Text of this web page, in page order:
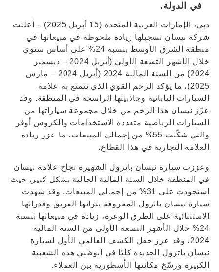
في الدولة.
دبي، الإمارات العربية المتحدة (15 أبريل 2025) – أعلنت
شركة نيسان تسجيلها زيادة ملحوظة في مبيعاتها في
منطقة الشرق الأوسط بنسبة 24% على أساس سنوي
خلال الأشهر التسعة الأولى (أبريل 2024 – ديسمبر
2024) من السنة المالية 2024 (أبريل 2024 – مارس
2025)، ما يؤكد الزخم القوي الذي تتمتع به علامة
السيارات اليابانية وجاذبيتها الراسخة في المنطقة. وقد
عزّز نيسان هذا الزخم من خلال مجموعة سياراتها من
السيارات الرياضية متعددة الاستخدامات والكروس أوفر
والتي شكّلت 55% من إجمالي المبيعات، ما عزز ريادة
العلامة التجارية في هذا القطاع.
وعززت سيارة نيسان باترول الشهيرة نجاح علامة نيسان
في المنطقة خلال السنة المالية الحالية بشكل كبير، حيث
استحوذت على 31% من إجمالي المبيعات. وقد شهدت
سيارة نيسان باترول المعروفة بتراثها العريق وقدراتها
الاستثنائية على الطرق الوعرة، زيادة في مبيعاتها بنسبة
24% خلال الأشهر التسعة الأولى من السنة المالية
2024، وقد عزز حفل الكشف العالمي الأول لسيارة
نيسان باترول الجديدة كليًا في أبوظبي هذه الشعبية
الكبيرة ورسّخ مكانتها الأسطورية بين العملاء.